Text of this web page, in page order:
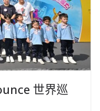
世界巡